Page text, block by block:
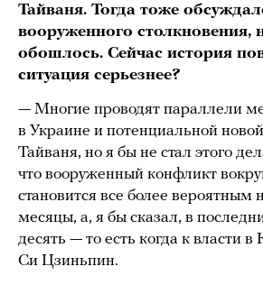
Тайваня. Тогда тоже
вооруженного столкновения,
обошлось. Сейчас история
ситуация серьезнее?
— Многие проводят параллели
в Украине и потенциальной
Тайваня, но я бы не стал этого
что вооруженный конфликт
становится все более вероятным
месяцы, а, я бы сказал, в
десять — то есть когда к власти
Си Цзиньпин.